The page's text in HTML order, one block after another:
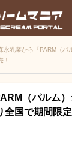
永乳業から『PARM（パ
！
（パルム
国で期間限定